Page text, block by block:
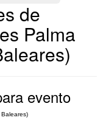
de
Palma
evento